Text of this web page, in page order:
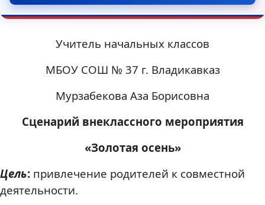
Учитель начальных классов
МБОУ СОШ № 37 г. Владикавказ
Мурзабекова Аза Борисовна
Сценарий внеклассного мероприятия
«Золотая осень»
Цель: привлечение родителей к совместной
деятельности.